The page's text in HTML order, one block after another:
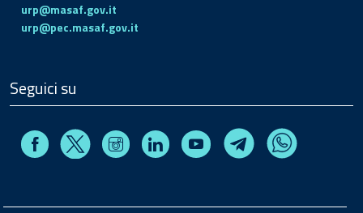
urp@masaf.gov.it
urp@pec.masaf.gov.it
Seguici su
FacebookX InstagramLinkedin Youtube TelegramWhatsapp